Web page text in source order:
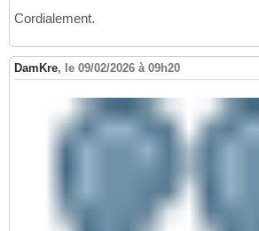
Cordialement.
DamKre, le 09/02/2026 à 09h20